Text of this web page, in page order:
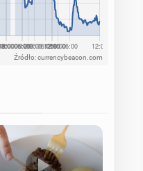
Źródło: currencybeacon.com